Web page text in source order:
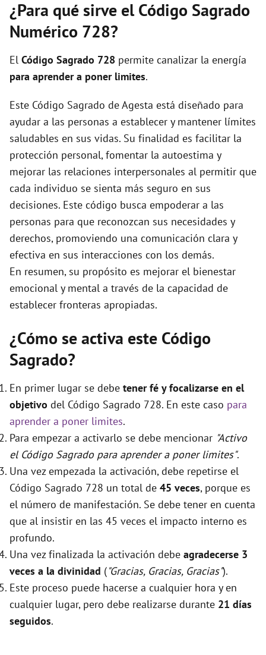
i
e
o
¿Para qué sirve el Código Sagrado
Numérico 728?
El Código Sagrado 728 permite canalizar la energía
para aprender a poner limites.
Este Código Sagrado de Agesta está diseñado para
ayudar a las personas a establecer y mantener límites
saludables en sus vidas. Su finalidad es facilitar la
protección personal, fomentar la autoestima y
mejorar las relaciones interpersonales al permitir que
cada individuo se sienta más seguro en sus
decisiones. Este código busca empoderar a las
personas para que reconozcan sus necesidades y
derechos, promoviendo una comunicación clara y
efectiva en sus interacciones con los demás.
En resumen, su propósito es mejorar el bienestar
emocional y mental a través de la capacidad de
establecer fronteras apropiadas.
¿Cómo se activa este Código
Sagrado?
En primer lugar se debe tener fé y focalizarse en el
objetivo del Código Sagrado 728. En este caso para
aprender a poner limites.
Para empezar a activarlo se debe mencionar "Activo
el Código Sagrado para aprender a poner limites".
Una vez empezada la activación, debe repetirse el
Código Sagrado 728 un total de 45 veces, porque es
el número de manifestación. Se debe tener en cuenta
que al insistir en las 45 veces el impacto interno es
profundo.
Una vez finalizada la activación debe agradecerse 3
veces a la divinidad ("Gracias, Gracias, Gracias").
Este proceso puede hacerse a cualquier hora y en
cualquier lugar, pero debe realizarse durante 21 días
seguidos.